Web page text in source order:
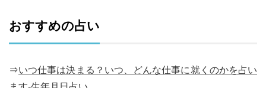
おすすめの占い
⇒いつ仕事は決まる？いつ、どんな仕事に就くのかを占い